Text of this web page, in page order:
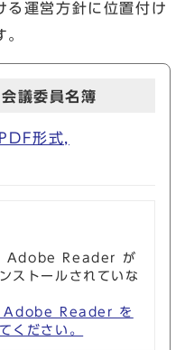
る運営方針に位置付け
議委員名簿
形式,
Adobe Reader が
ストールされていな
Adobe Reader を
ください。